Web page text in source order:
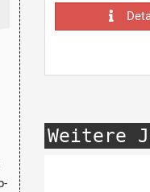
Weitere